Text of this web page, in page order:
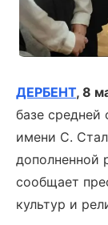
ДЕРБЕНТ, 8
базе
имени С.
дополненной
сообщает
культур и